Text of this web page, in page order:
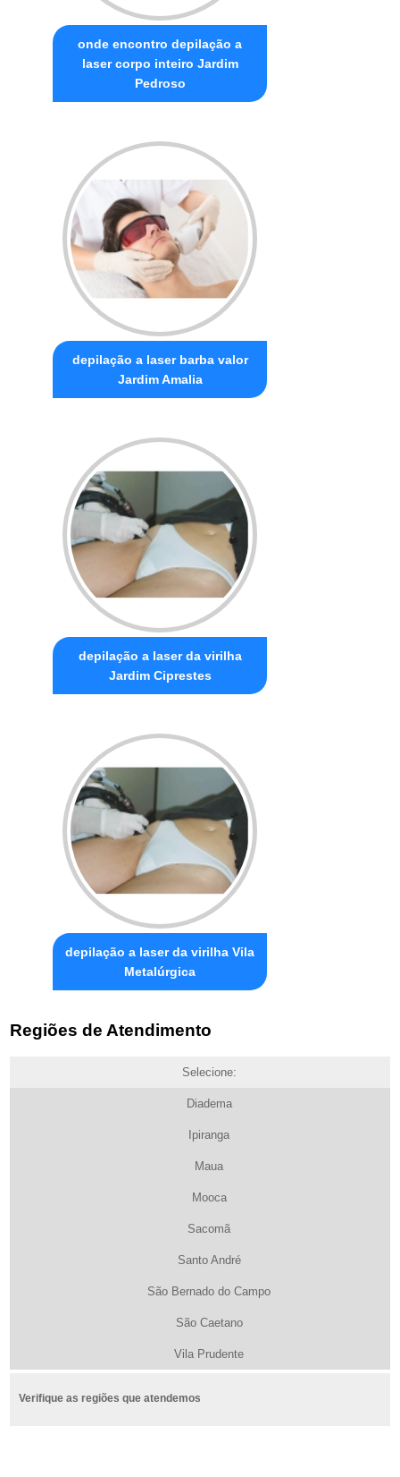
onde encontro depilação a
laser corpo inteiro Jardim
Pedroso
depilação a laser barba valor
Jardim Amalia
depilação a laser da virilha
Jardim Ciprestes
depilação a laser da virilha Vila
Metalúrgica
Regiões de Atendimento
Selecione:
Diadema
Ipiranga
Maua
Mooca
Sacomã
Santo André
São Bernado do Campo
São Caetano
Vila Prudente
Verifique as regiões que atendemos